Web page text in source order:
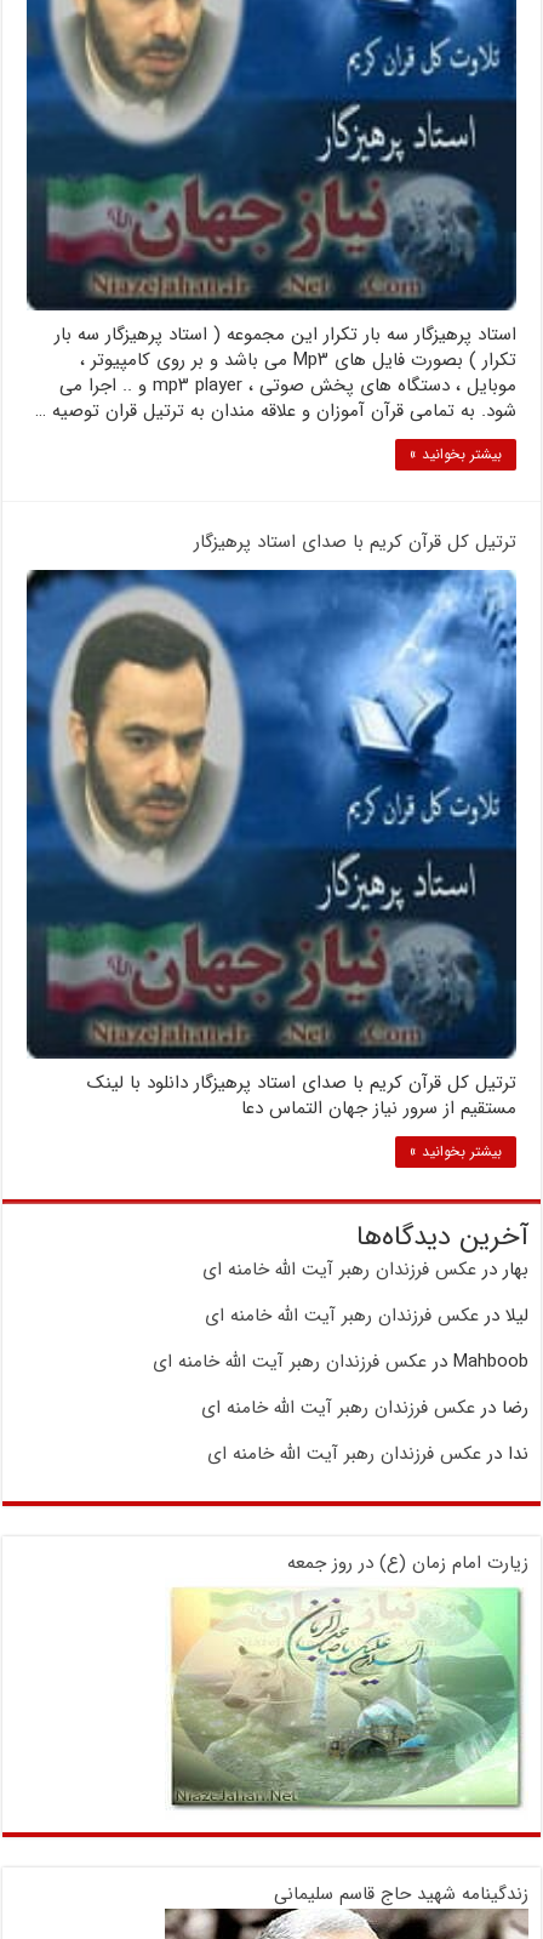
استاد پرهیزگار سه بار تکرار این مجموعه ( استاد پرهیزگار سه بار
تکرار ) بصورت فایل های Mp۳ می باشد و بر روی کامپیوتر ،‌
موبایل ،‌ دستگاه های پخش صوتی ،‌ mp۳ player و .. اجرا می
شود. به تمامی قرآن آموزان و علاقه مندان به ترتیل قران توصیه …
بیشتر بخوانید »
ترتیل کل قرآن کریم با صدای استاد پرهیزگار
ترتیل کل قرآن کریم با صدای استاد پرهیزگار دانلود با لینک
مستقیم از سرور نیاز جهان التماس دعا
بیشتر بخوانید »
آخرین دیدگاه‌ها
بهار درعکس فرزندان رهبر آیت الله خامنه ای
لیلا درعکس فرزندان رهبر آیت الله خامنه ای
Mahboob درعکس فرزندان رهبر آیت الله خامنه ای
رضا درعکس فرزندان رهبر آیت الله خامنه ای
ندا درعکس فرزندان رهبر آیت الله خامنه ای
زیارت امام زمان (ع) در روز جمعه
زندگینامه شهید حاج قاسم سلیمانی